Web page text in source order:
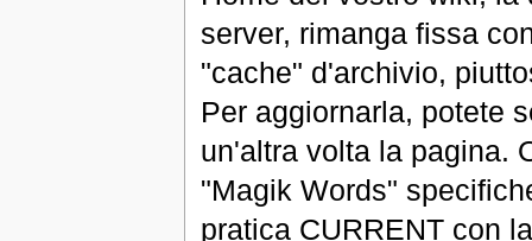
server, rimanga fissa
"cache" d'archivio,
Per aggiornarla, potete
un'altra volta la pagina.
"Magik Words"
pratica CURRENT con